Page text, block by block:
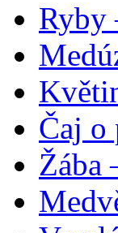
Ryby
Čaj o
Žába